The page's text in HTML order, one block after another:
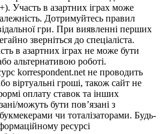
Участь в азартних іграх може
Дотримуйтесь правил
гри. При виявленні перших
зверніться до спеціаліста.
в азартних іграх не може бути
альтернативою роботі.
korrespondent.net не проводить
віртуальні гроші, також сайт не
оплату ставок та інших
можуть бути пов’язані з
чи тоталізаторами. Будь-
ресурсі